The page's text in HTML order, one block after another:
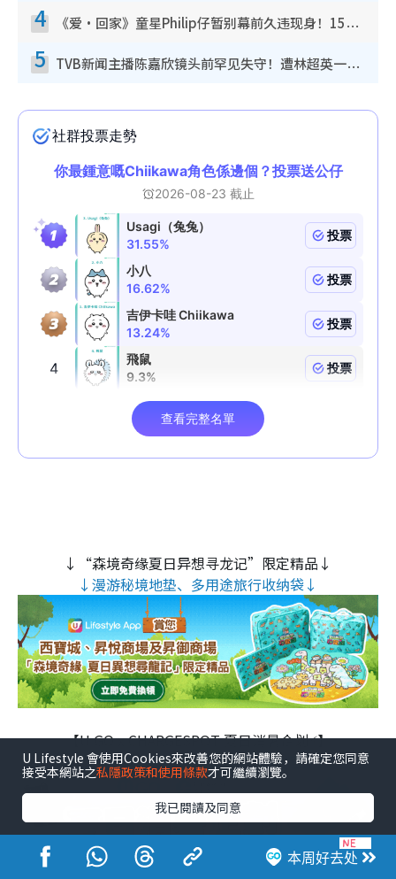
4 《爱·回家》童星Philip仔暂别幕前久违现身！15岁近况暴风成长长高变帅气少年
5 TVB新闻主播陈嘉欣镜头前罕见失守！遭林超英一句话突袭吓坏当场大笑
↓“森境奇缘夏日异想寻龙记”限定精品↓
↓漫游秘境地垫、多用途旅行收纳袋↓
【U GO x CHARGESPOT 夏日消暑企划⚡】
> 打卡即送充电券！限量1000张🔋送完即止 <
本周好去处
U Lifestyle 會使用Cookies來改善您的網站體驗，請確定您同意
接受本網站之私隱政策和使用條款才可繼續瀏覽。
我已閱讀及同意